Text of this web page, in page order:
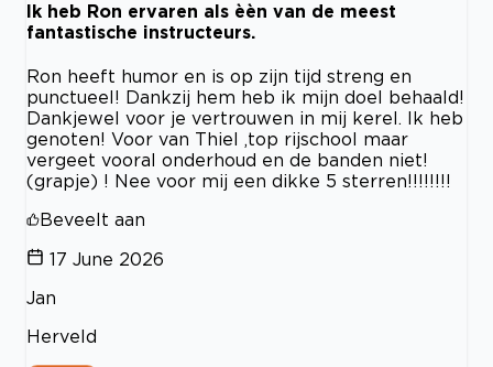
Ik heb Ron ervaren als èèn van de meest
fantastische instructeurs.
Ron heeft humor en is op zijn tijd streng en
punctueel! Dankzij hem heb ik mijn doel behaald!
Dankjewel voor je vertrouwen in mij kerel. Ik heb
genoten! Voor van Thiel ,top rijschool maar
vergeet vooral onderhoud en de banden niet!
(grapje) ! Nee voor mij een dikke 5 sterren!!!!!!!!
Beveelt aan
17 June 2026
Jan
Herveld